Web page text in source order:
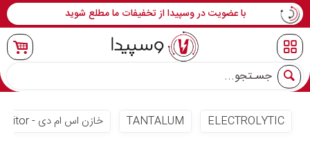
با عضویت در وسپیدا از تخفیفات ما مطلع شوید
ELECTROLYTIC
TANTALUM خازن اس ام دی - SMD Capacitor